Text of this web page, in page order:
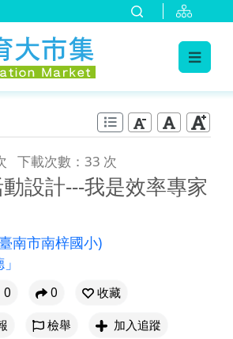
下載次數：33 次
設計---我是效率專家
南市南梓國小)
0 0
收藏
檢舉 加入追蹤